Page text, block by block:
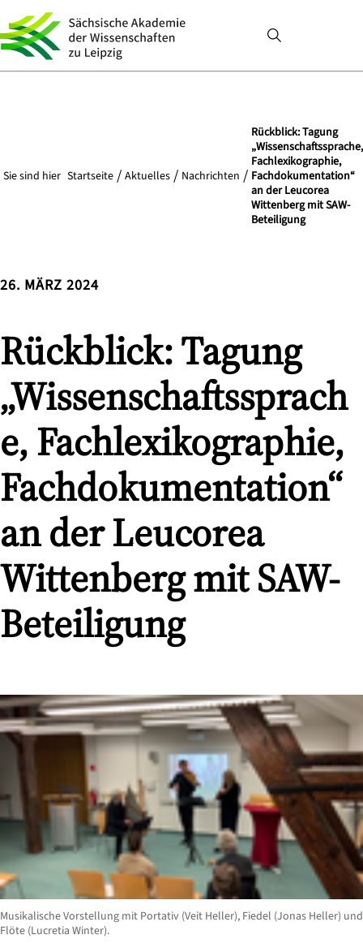
Sie sind hier Startseite Aktuelles Nachrichten
Rückblick: Tagung
„Wissenschaftssprache,
Fachlexikographie,
Fachdokumentation“
an der Leucorea
Wittenberg mit SAW-
Beteiligung
26. MÄRZ 2024
Rückblick: Tagung
„Wissenschaftssprach
e, Fachlexikographie,
Fachdokumentation“
an der Leucorea
Wittenberg mit SAW-
Beteiligung
Musikalische Vorstellung mit Portativ (Veit Heller), Fiedel (Jonas Heller) und
Flöte (Lucretia Winter).